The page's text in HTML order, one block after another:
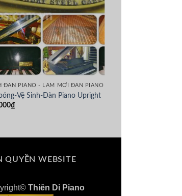
ĐÀN PIANO - LÀM MỚI ĐÀN PIANO
Vệ Sinh-Đàn Piano Upright
₫
QUYỀN WEBSITE
Thiên Di Piano